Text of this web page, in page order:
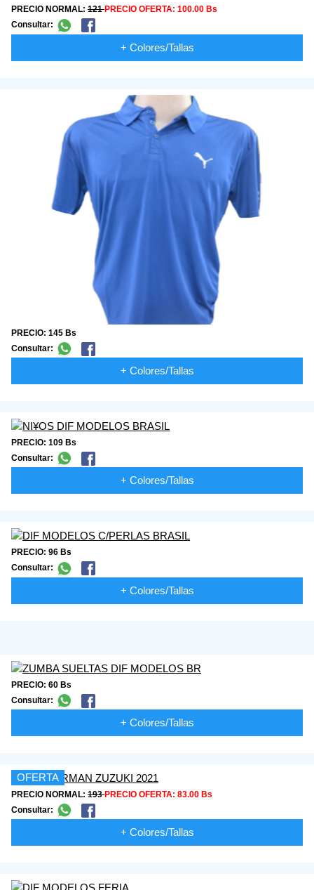
PRECIO NORMAL: 121PRECIO OFERTA: 100.00 Bs
Consultar:
+ Colores/Tallas
PRECIO: 145 Bs
Consultar:
+ Colores/Tallas
PRECIO: 109 Bs
Consultar:
+ Colores/Tallas
PRECIO: 96 Bs
Consultar:
+ Colores/Tallas
PRECIO: 60 Bs
Consultar:
+ Colores/Tallas
OFERTA
PRECIO NORMAL: 193PRECIO OFERTA: 83.00 Bs
Consultar:
+ Colores/Tallas